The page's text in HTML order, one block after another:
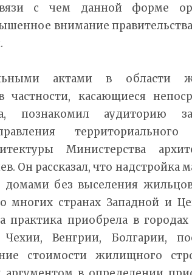
с чем данной форме
внимание
актами в области
частности, касающиеся
познакомил аудиторию
территориального
Министерства
Он рассказал, что надстройка
без выселения
многих странах Западной и
практика приобрела в
Венгрии, Болгарии,
стоимости жилищного